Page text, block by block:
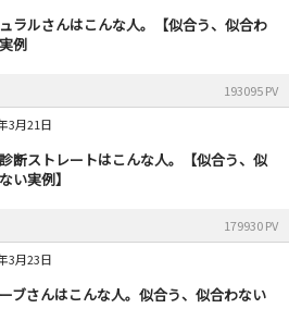
ラルさんはこんな人。【似合う、似合わ
例
193095 PV
3月21日
断ストレートはこんな人。【似合う、似
い実例】
179930 PV
3月23日
ブさんはこんな人。似合う、似合わない